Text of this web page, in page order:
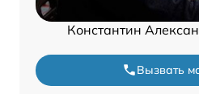
Константин
Вызвать